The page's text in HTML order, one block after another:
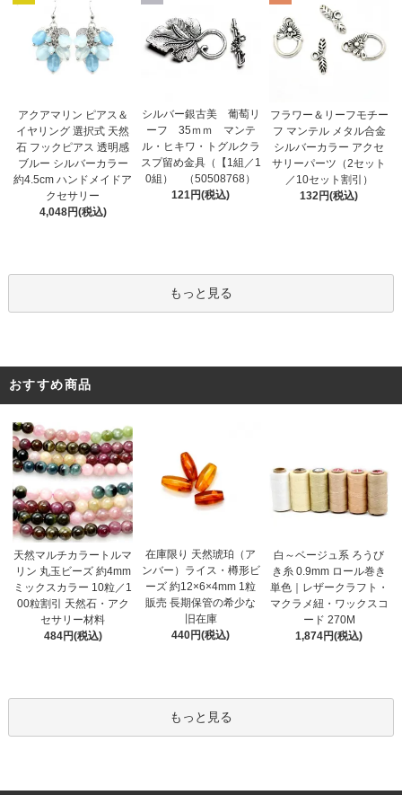
アクアマリン ピアス＆
イヤリング 選択式 天然
石 フックピアス 透明感
ブルー シルバーカラー
約4.5cm ハンドメイドア
クセサリー
4,048円(税込)
シルバー銀古美 葡萄リ
ーフ 35ｍｍ マンテ
ル・ヒキワ・トグルクラ
スプ留め金具（【1組／1
0組） （50508768）
121円(税込)
フラワー＆リーフモチー
フ マンテル メタル合金
シルバーカラー アクセ
サリーパーツ（2セット
／10セット割引）
132円(税込)
もっと見る
おすすめ商品
天然マルチカラートルマ
リン 丸玉ビーズ 約4mm
ミックスカラー 10粒／1
00粒割引 天然石・アク
セサリー材料
484円(税込)
在庫限り 天然琥珀（ア
ンバー）ライス・樽形ビ
ーズ 約12×6×4mm 1粒
販売 長期保管の希少な
旧在庫
440円(税込)
白～ベージュ系 ろうび
き糸 0.9mm ロール巻き
単色｜レザークラフト・
マクラメ紐・ワックスコ
ード 270M
1,874円(税込)
もっと見る